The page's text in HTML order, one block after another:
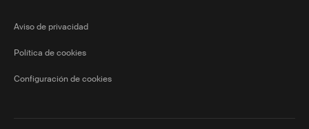
Aviso de privacidad
Política de cookies
Configuración de cookies